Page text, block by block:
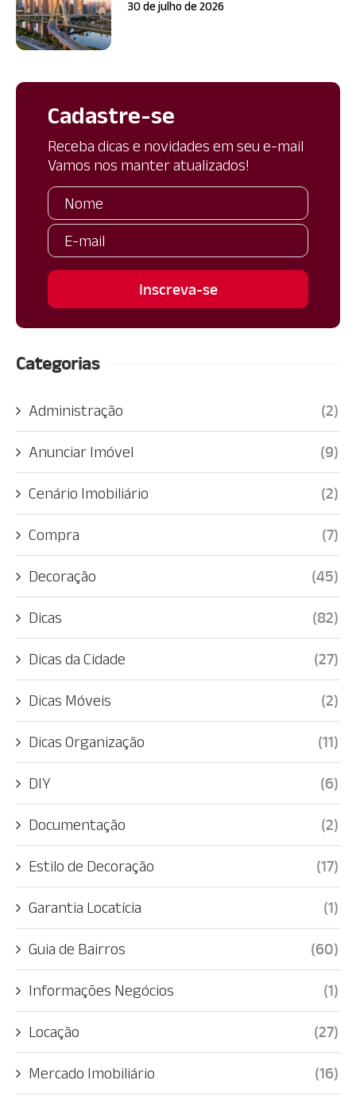
30 de julho de 2026
Cadastre-se
Receba dicas e novidades em seu e-mail
Vamos nos manter atualizados!
Categorias
Administração (2)
Anunciar Imóvel (9)
Cenário Imobiliário (2)
Compra (7)
Decoração (45)
Dicas (82)
Dicas da Cidade (27)
Dicas Móveis (2)
Dicas Organização (11)
DIY (6)
Documentação (2)
Estilo de Decoração (17)
Garantia Locatícia (1)
Guia de Bairros (60)
Informações Negócios (1)
Locação (27)
Mercado Imobiliário (16)